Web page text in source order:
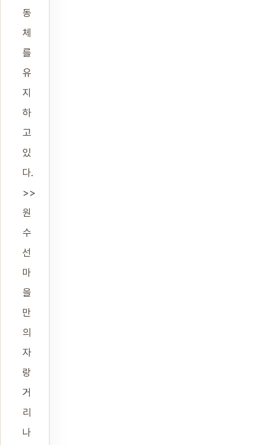
동
체
를
유
지
하
고
있
다.
>>
원
수
선
마
을
만
의
자
랑
거
리
나